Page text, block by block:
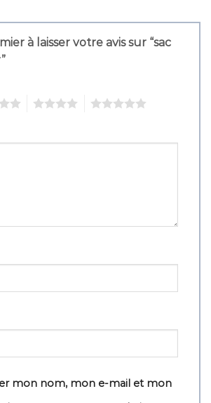
à laisser votre avis sur “sac
mon nom, mon e-mail et mon